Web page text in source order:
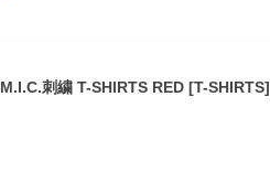
M.I.C.刺繍 T-SHIRTS RED [T-SHIRTS]